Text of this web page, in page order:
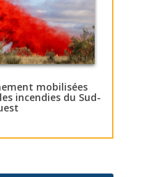
mobilisées
incendies du Sud-